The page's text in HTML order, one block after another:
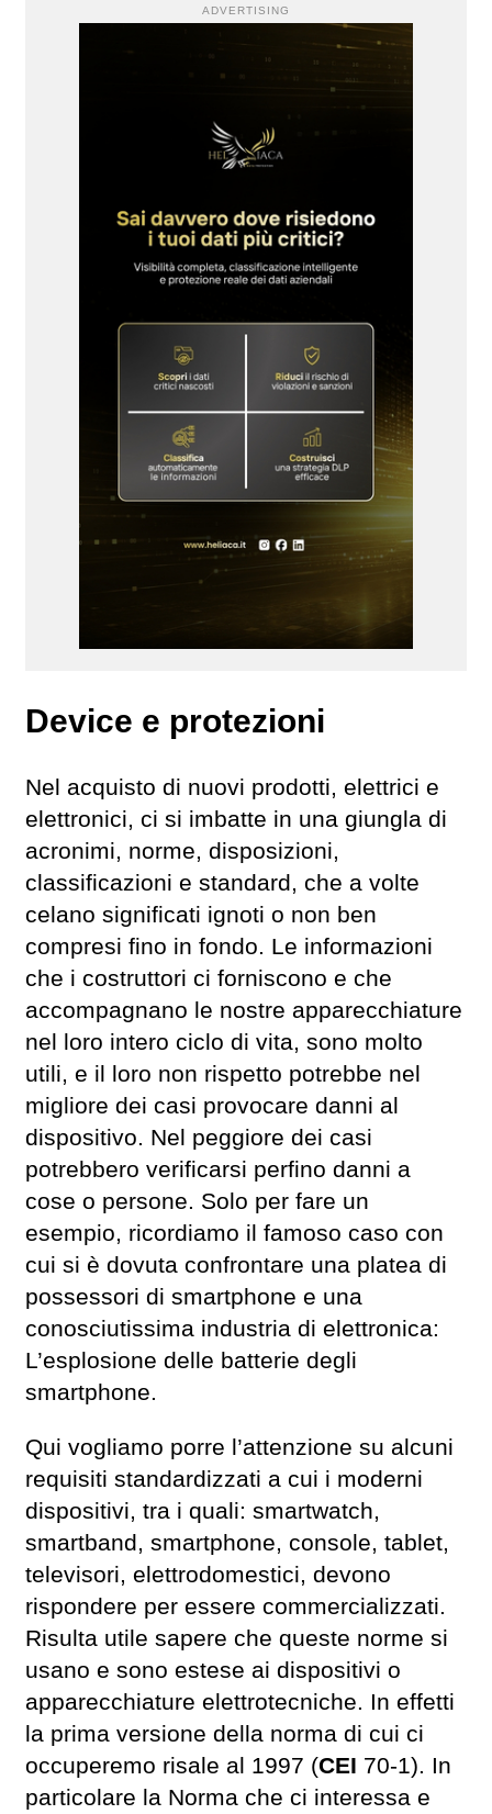
ADVERTISING
Device e protezioni
Nel acquisto di nuovi prodotti, elettrici e
elettronici, ci si imbatte in una giungla di
acronimi, norme, disposizioni,
classificazioni e standard, che a volte
celano significati ignoti o non ben
compresi fino in fondo. Le informazioni
che i costruttori ci forniscono e che
accompagnano le nostre apparecchiature
nel loro intero ciclo di vita, sono molto
utili, e il loro non rispetto potrebbe nel
migliore dei casi provocare danni al
dispositivo. Nel peggiore dei casi
potrebbero verificarsi perfino danni a
cose o persone. Solo per fare un
esempio, ricordiamo il famoso caso con
cui si è dovuta confrontare una platea di
possessori di smartphone e una
conosciutissima industria di elettronica:
L’esplosione delle batterie degli
smartphone.
Qui vogliamo porre l’attenzione su alcuni
requisiti standardizzati a cui i moderni
dispositivi, tra i quali: smartwatch,
smartband, smartphone, console, tablet,
televisori, elettrodomestici, devono
rispondere per essere commercializzati.
Risulta utile sapere che queste norme si
usano e sono estese ai dispositivi o
apparecchiature elettrotecniche. In effetti
la prima versione della norma di cui ci
occuperemo risale al 1997 (CEI 70-1). In
particolare la Norma che ci interessa e